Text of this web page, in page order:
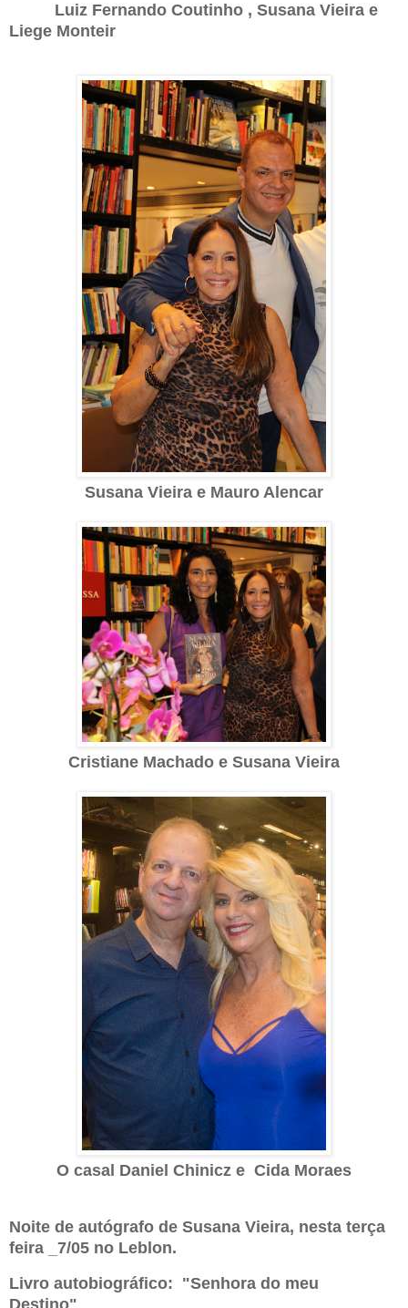
Luiz Fernando Coutinho , Susana Vieira e
Liege Monteir
Susana Vieira e Mauro Alencar
Cristiane Machado e Susana Vieira
O casal Daniel Chinicz e Cida Moraes
Noite de autógrafo de Susana Vieira, nesta terça
feira _7/05 no Leblon.
Livro autobiográfico: "Senhora do meu
Destino"